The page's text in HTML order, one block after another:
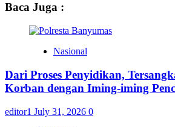
Baca Juga :
Nasional
Dari Proses Penyidikan,
Korban dengan Iming-iming
editor1 July 31, 2026 0